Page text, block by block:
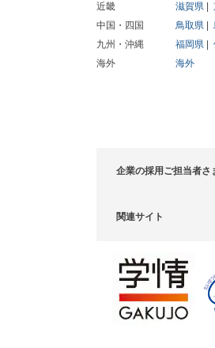
近畿
滋賀県
中国・四国
鳥取県
九州・沖縄
福岡県
海外
海外
企業の採用ご担当者さ
関連サイト